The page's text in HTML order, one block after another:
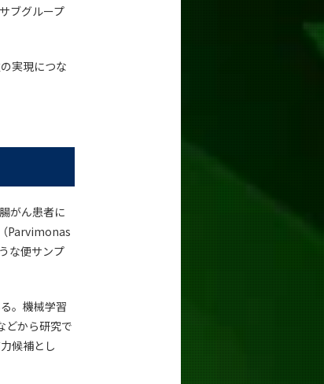
ブグループ
実現につな
がん患者に
Parvimonas
な便サンプ
。機械学習
どから研究で
候補とし